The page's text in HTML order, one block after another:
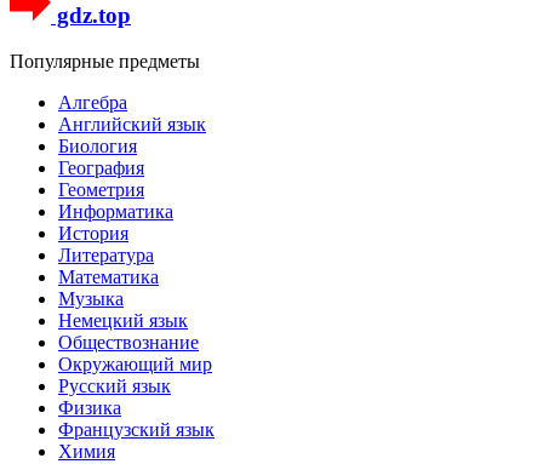
gdz.top
Популярные предметы
Алгебра
Английский язык
Биология
География
Геометрия
Информатика
История
Литература
Математика
Музыка
Немецкий язык
Обществознание
Окружающий мир
Русский язык
Физика
Французский язык
Химия